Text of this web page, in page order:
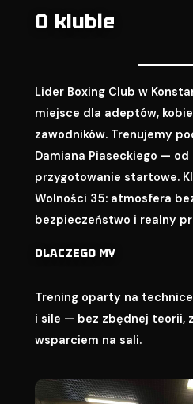
O klubie
Lider Boxing Club w
miejsce dla adeptów,
zawodników. Trenujemy
Damiana Piaseckiego —
przygotowanie startowe.
Wolności 35: atmosfera
bezpieczeństwo i realny
DLACZEGO MY
Trening oparty na
i sile — bez zbędnej teorii,
wsparciem na sali.